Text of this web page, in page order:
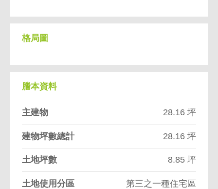
格局圖
謄本資料
主建物 28.16 坪
建物坪數總計 28.16 坪
土地坪數 8.85 坪
土地使用分區 第三之一種住宅區